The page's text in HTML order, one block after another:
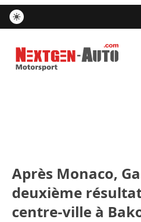
Nextgen-Auto.com
Après Monaco,
deuxième
centre-ville à